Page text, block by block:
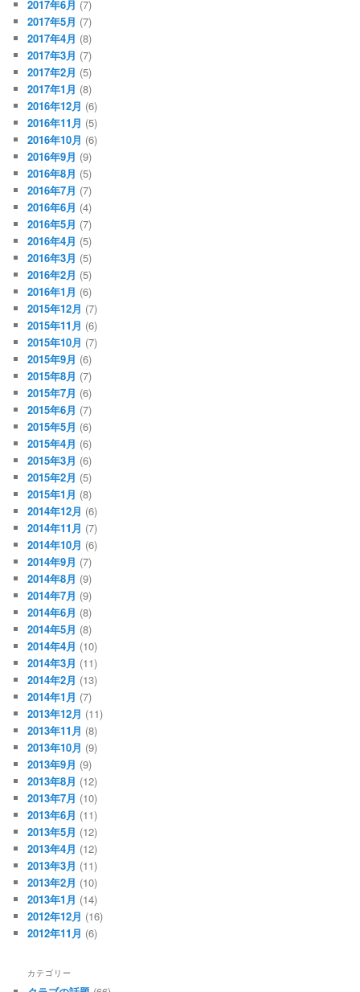
2017年6月 (7)
2017年5月 (7)
2017年4月 (8)
2017年3月 (7)
2017年2月 (5)
2017年1月 (8)
2016年12月 (6)
2016年11月 (5)
2016年10月 (6)
2016年9月 (9)
2016年8月 (5)
2016年7月 (7)
2016年6月 (4)
2016年5月 (7)
2016年4月 (5)
2016年3月 (5)
2016年2月 (5)
2016年1月 (6)
2015年12月 (7)
2015年11月 (6)
2015年10月 (7)
2015年9月 (6)
2015年8月 (7)
2015年7月 (6)
2015年6月 (7)
2015年5月 (6)
2015年4月 (6)
2015年3月 (6)
2015年2月 (5)
2015年1月 (8)
2014年12月 (6)
2014年11月 (7)
2014年10月 (6)
2014年9月 (7)
2014年8月 (9)
2014年7月 (9)
2014年6月 (8)
2014年5月 (8)
2014年4月 (10)
2014年3月 (11)
2014年2月 (13)
2014年1月 (7)
2013年12月 (11)
2013年11月 (8)
2013年10月 (9)
2013年9月 (9)
2013年8月 (12)
2013年7月 (10)
2013年6月 (11)
2013年5月 (12)
2013年4月 (12)
2013年3月 (11)
2013年2月 (10)
2013年1月 (14)
2012年12月 (16)
2012年11月 (6)
カテゴリー